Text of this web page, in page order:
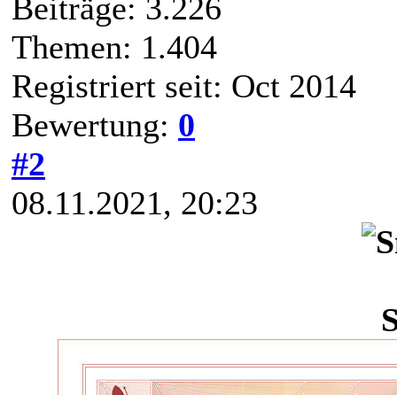
Beiträge: 3.226
Themen: 1.404
Registriert seit: Oct 2014
Bewertung: 0
#2
08.11.2021, 20:23